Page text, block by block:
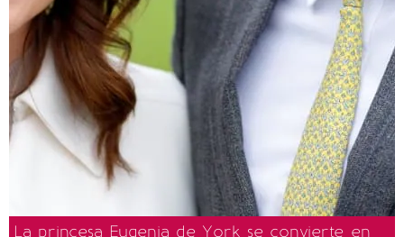
La princesa Eugenia de York se convierte en